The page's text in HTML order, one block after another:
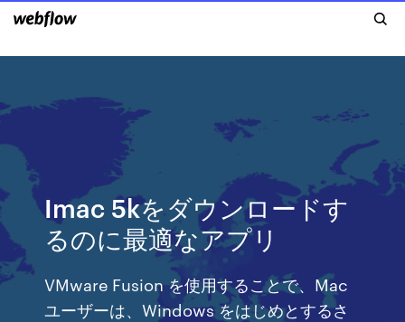
Imac 5kをダウンロードす
るのに最適なアプリ
VMware Fusion を使用することで、Mac
ユーザーは、Windows をはじめとするさ